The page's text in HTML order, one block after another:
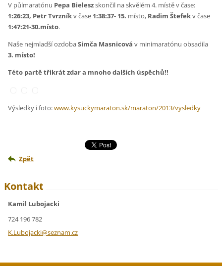
V půlmaratónu Pepa Bieleszskončil na skvělém 4. místě v čase:
1:26:23, Petr Tvrzníkv čase 1:38:37- 15. místo, Radim Štefekv čase
1:47:21-30.místo.
Naše nejmladší ozdobaSimča Masnicová v minimaratónu obsadila
3. místo!
Této partě třikrát zdar a mnoho dalších úspěchů!!
Výsledky i foto:www.kysuckymaraton.sk/maraton/2013/vysledky
Zpět
Kontakt
Kamil Lubojacki
724 196 782
K.Lubojacki@seznam.cz